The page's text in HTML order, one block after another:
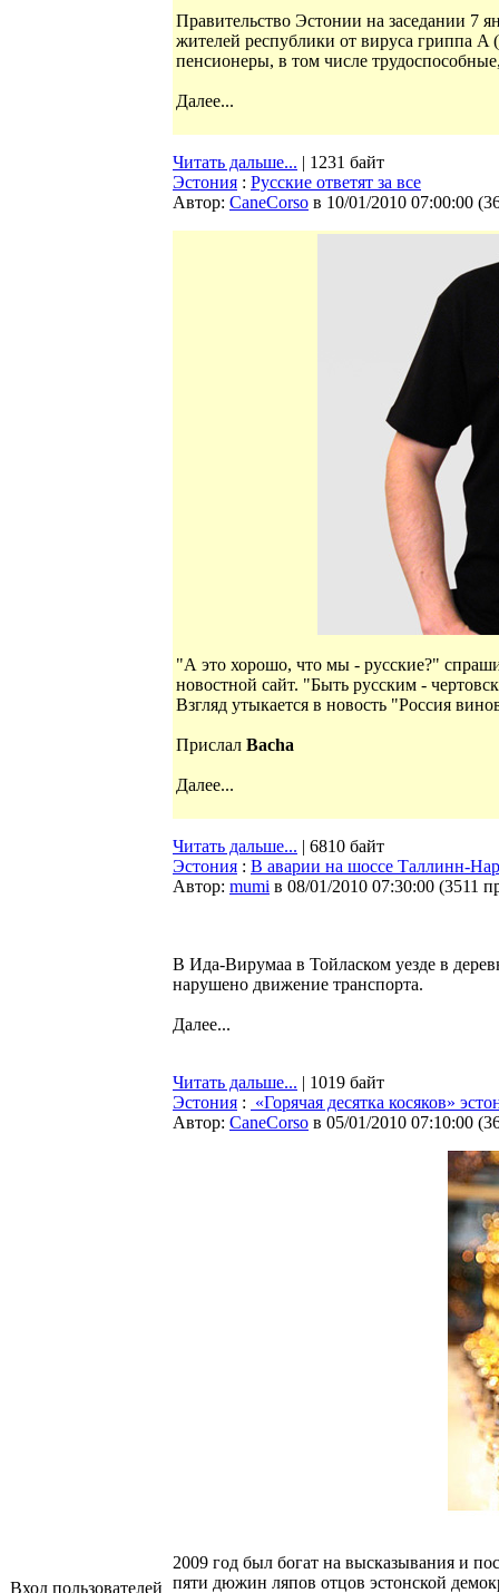
Вход пользователей
Правительство Эстонии на заседании 7
жителей республики от вируса гриппа
пенсионеры, в том числе
Далее...
Читать дальше... | 1231 байт
Эстония : Русские ответят за все
Автор: CaneCorso в 10/01/2010 07:00:00 (
"А это хорошо, что мы - русские?"
новостной сайт. "Быть русским -
Взгляд утыкается в новость "Россия
Прислал Bacha
Далее...
Читать дальше... | 6810 байт
Эстония : В аварии на шоссе Таллинн-
Автор: mumi в 08/01/2010 07:30:00 (3511
В Ида-Вирумаа в Тойласком уезде в
нарушено движение транспорта.
Далее...
Читать дальше... | 1019 байт
Эстония : «Горячая десятка косяков»
Автор: CaneCorso в 05/01/2010 07:10:00 (
2009 год был богат на высказывания и
пяти дюжин ляпов отцов эстонской